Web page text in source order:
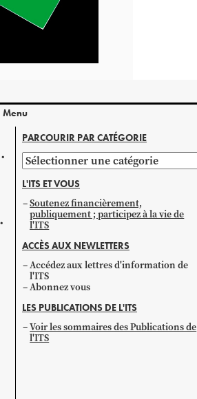
Menu
PARCOURIR PAR CATÉGORIE
Parcourir
par
catégorie
L'ITS ET VOUS
Soutenez financièrement,
publiquement ; participez à la vie de
l'ITS
ACCÈS AUX NEWLETTERS
Accédez aux lettres d'information de
l'ITS
Abonnez vous
LES PUBLICATIONS DE L'ITS
Voir les sommaires des Publications de
l'ITS